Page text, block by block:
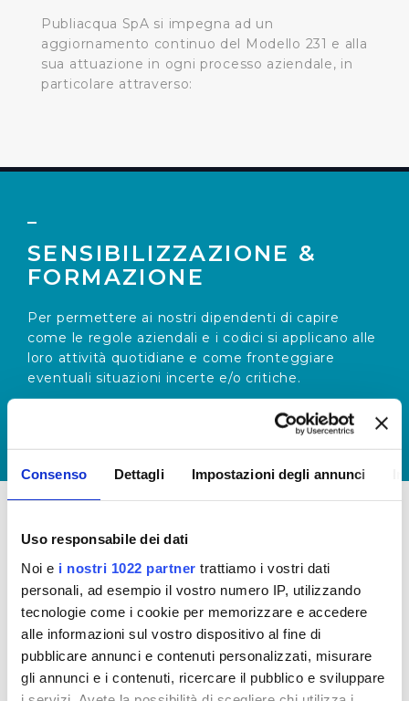
Consenso Dettagli Impostazioni degli annunci
Uso responsabile dei dati
Noi e i nostri 1022 partner trattiamo i vostri dati
personali, ad esempio il vostro numero IP, utilizzando
tecnologie come i cookie per memorizzare e accedere
alle informazioni sul vostro dispositivo al fine di
pubblicare annunci e contenuti personalizzati, misurare
gli annunci e i contenuti, ricercare il pubblico e sviluppare
Publiacqua SpA si impegna ad un
aggiornamento continuo del Modello 231 e alla
sua attuazione in ogni processo aziendale, in
particolare attraverso:
SENSIBILIZZAZIONE &
FORMAZIONE
Per permettere ai nostri dipendenti di capire
come le regole aziendali e i codici si applicano alle
loro attività quotidiane e come fronteggiare
eventuali situazioni incerte e/o critiche.
PIANIFICAZIONE E
MONITORAGGIO
CONTINUO
Per permettere agli organi di controllo di vigilare
costantemente sulla corretta applicazione del
Codice Etico, verificandone il rispetto e